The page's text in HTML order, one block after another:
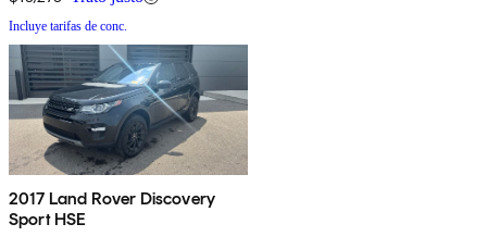
Incluye tarifas de conc.
2017 Land Rover Discovery
Sport HSE